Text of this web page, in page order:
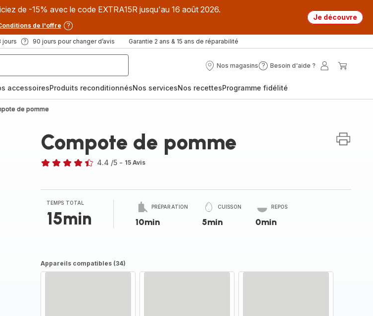
de -15% avec le code EXTRA15R jusqu'au 16 août 2026.
de l'offre
Je découvre
jours 90 jours pour changer d’avis Garantie 2 ans & 15 ans de réparabilité
Nos magasins
Nos
Besoin d'aide ?
Besoin
?
Mon
accessoiresProduits reconditionnésNos servicesNos recettesProgramme fidélité
de pomme
Compote de pomme
4.4 /5 - 15 Avis
TEMPS TOTAL
15min
PRÉPARATION
10min
CUISSON
5min
REPOS
0min
Appareils compatibles (34)